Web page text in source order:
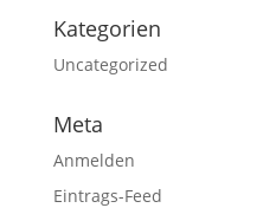
Kategorien
Uncategorized
Meta
Anmelden
Eintrags-Feed